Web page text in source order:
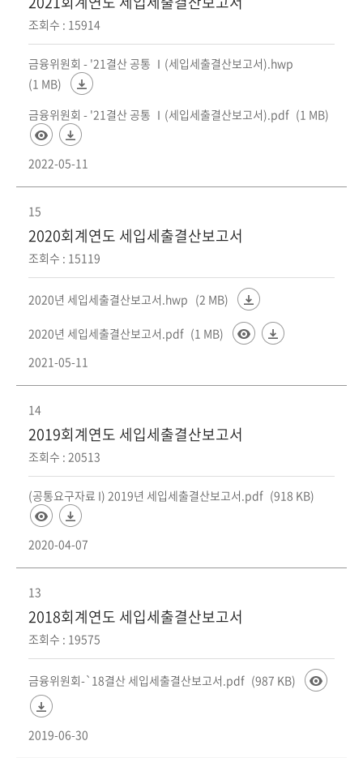
조회수 : 15914
금융위원회 - '21결산 공통 Ⅰ(세입세출결산보고서).hwp
(1 MB)
금융위원회 - '21결산 공통 Ⅰ(세입세출결산보고서).pdf (1 MB)
2022-05-11
15
2020회계연도 세입세출결산보고서
조회수 : 15119
2020년 세입세출결산보고서.hwp (2 MB)
2020년 세입세출결산보고서.pdf (1 MB)
2021-05-11
14
2019회계연도 세입세출결산보고서
조회수 : 20513
(공통요구자료 I) 2019년 세입세출결산보고서.pdf (918 KB)
2020-04-07
13
2018회계연도 세입세출결산보고서
조회수 : 19575
금융위원회-`18결산 세입세출결산보고서.pdf (987 KB)
2019-06-30